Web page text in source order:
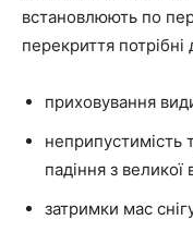
встановлюють по
перекриття потрібні
приховування
неприпустимість
падіння з великої
затримки мас